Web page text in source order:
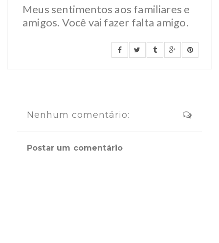
Meus sentimentos aos familiares e
amigos. Você vai fazer falta amigo.
Nenhum comentário:
Postar um comentário